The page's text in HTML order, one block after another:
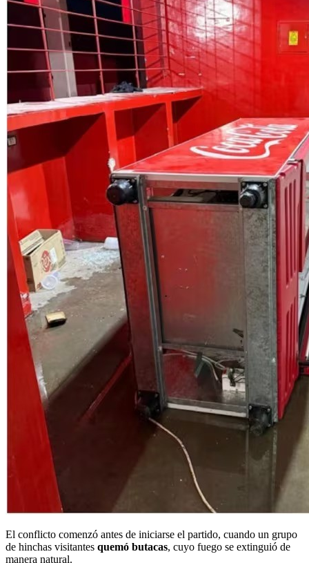
El conflicto comenzó antes de iniciarse el partido, cuando un grupo
de hinchas visitantes quemó butacas, cuyo fuego se extinguió de
manera natural.